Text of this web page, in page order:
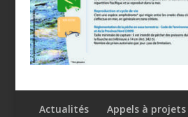
Actualités Appels à projets